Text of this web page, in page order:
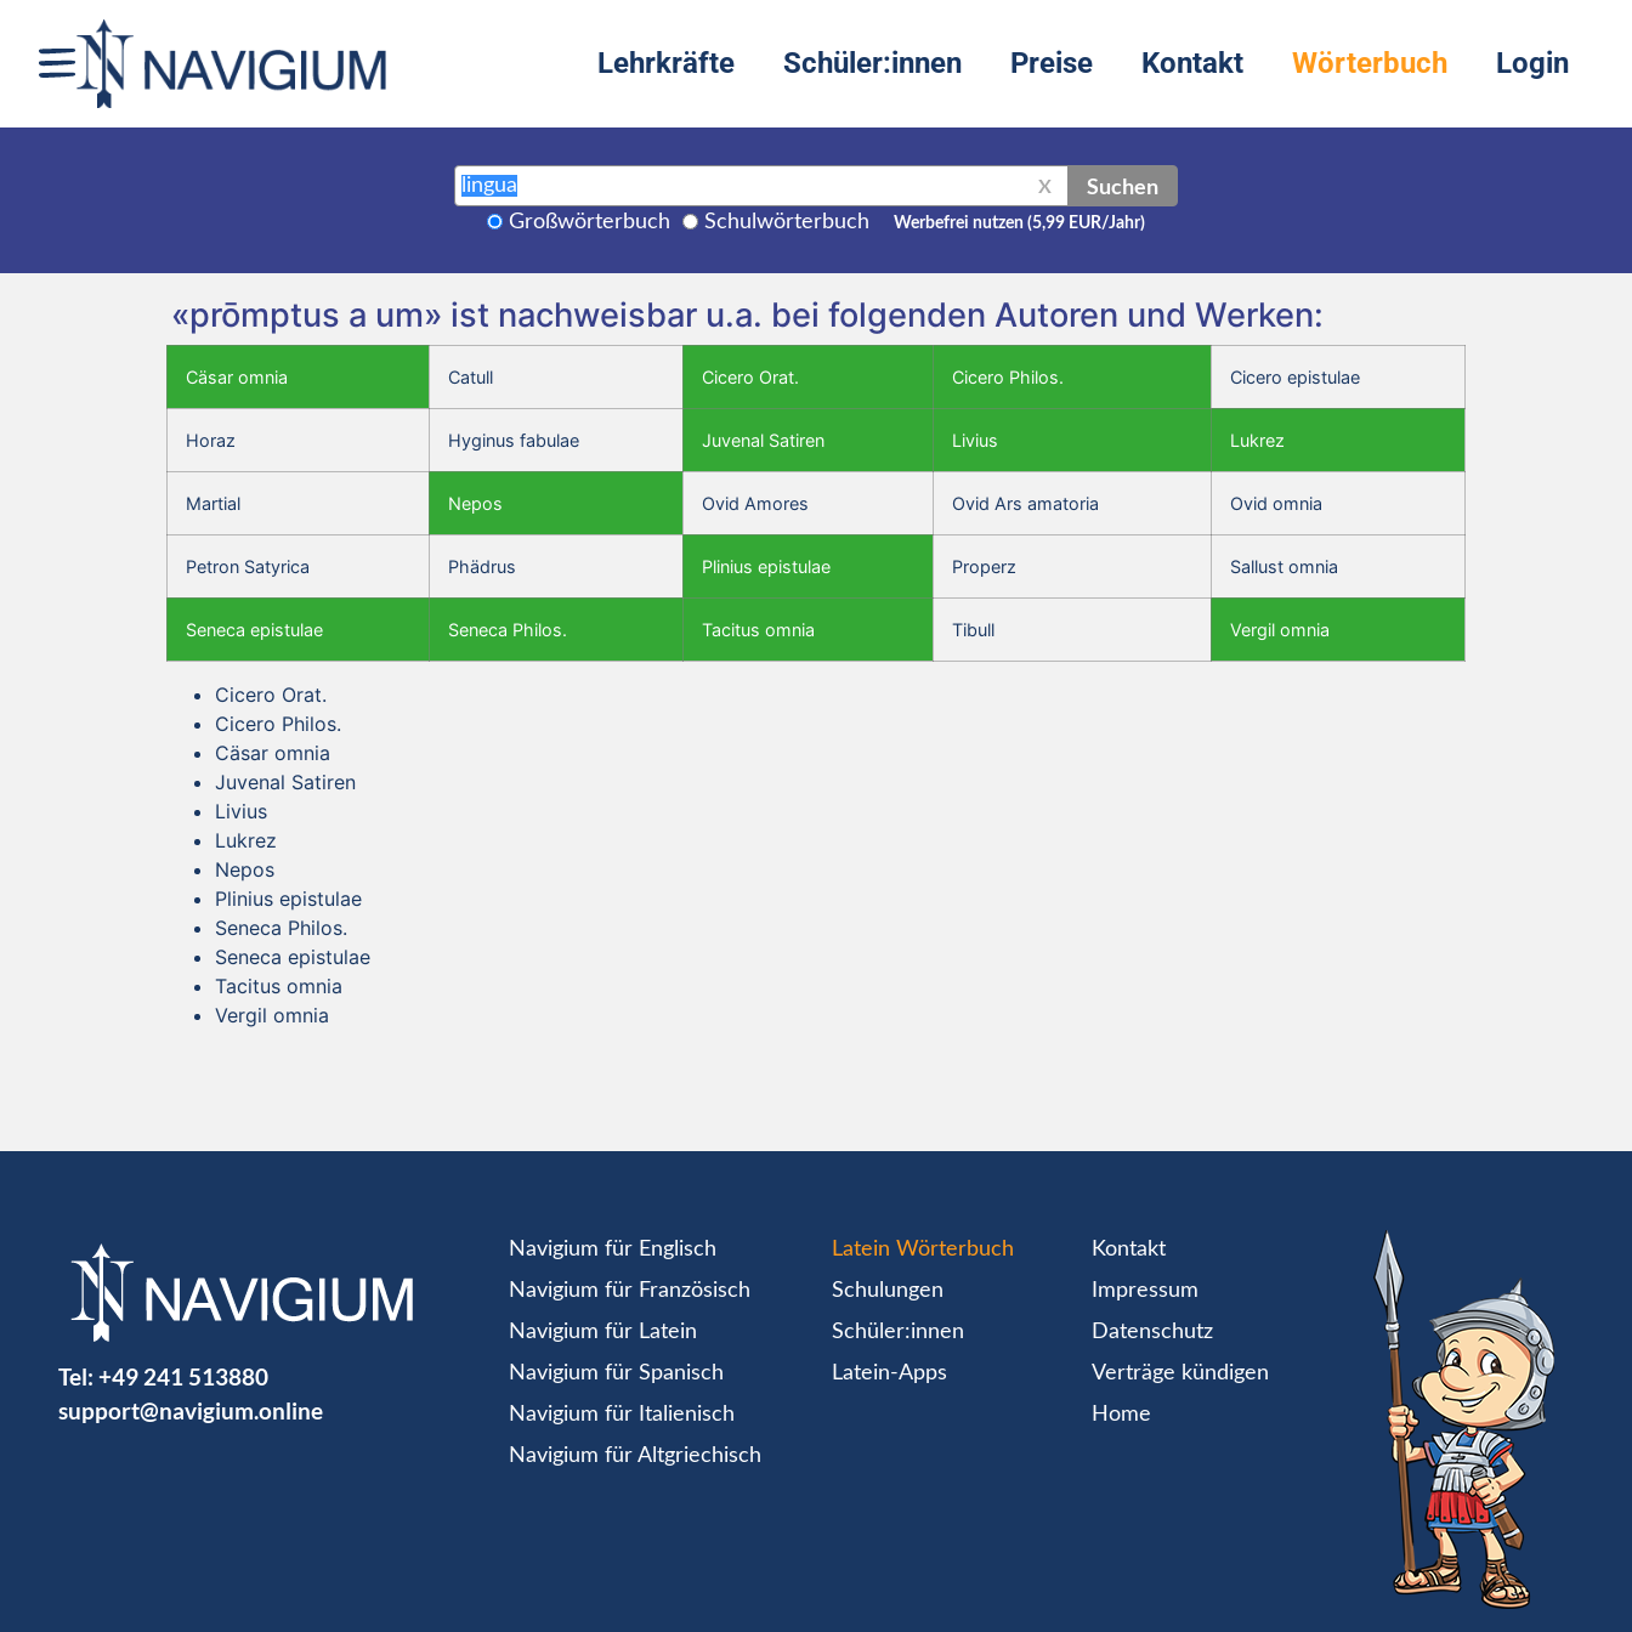
Lehrkräfte Schüler:innen Preise Kontakt Wörterbuch Login
X Suchen
Großwörterbuch Schulwörterbuch Werbefrei nutzen (5,99 EUR/Jahr)
«prōmptus a um» ist nachweisbar u.a. bei folgenden Autoren und Werken:
Cäsar omnia Catull Cicero Orat. Cicero Philos. Cicero epistulae
Horaz Hyginus fabulae Juvenal Satiren Livius Lukrez
Martial Nepos Ovid Amores Ovid Ars amatoria Ovid omnia
Petron Satyrica Phädrus Plinius epistulae Properz Sallust omnia
Seneca epistulae Seneca Philos. Tacitus omnia Tibull Vergil omnia
Cicero Orat.
Cicero Philos.
Cäsar omnia
Juvenal Satiren
Livius
Lukrez
Nepos
Plinius epistulae
Seneca Philos.
Seneca epistulae
Tacitus omnia
Vergil omnia
Tel: +49 241 513880
support@navigium.online
Navigium für Englisch
Navigium für Französisch
Navigium für Latein
Navigium für Spanisch
Navigium für Italienisch
Navigium für Altgriechisch
Latein Wörterbuch
Schulungen
Schüler:innen
Latein-Apps
Kontakt
Impressum
Datenschutz
Verträge kündigen
Home